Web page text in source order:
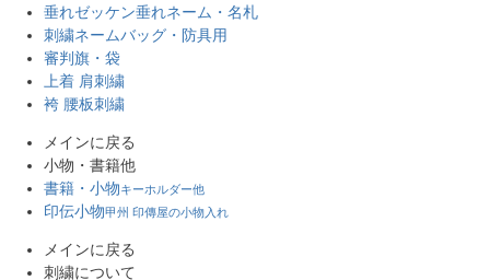
垂れゼッケン垂れネーム・名札
刺繍ネームバッグ・防具用
審判旗・袋
上着 肩刺繍
袴 腰板刺繍
メインに戻る
小物・書籍他
書籍・小物キーホルダー他
印伝小物甲州 印傳屋の小物入れ
メインに戻る
刺繍について